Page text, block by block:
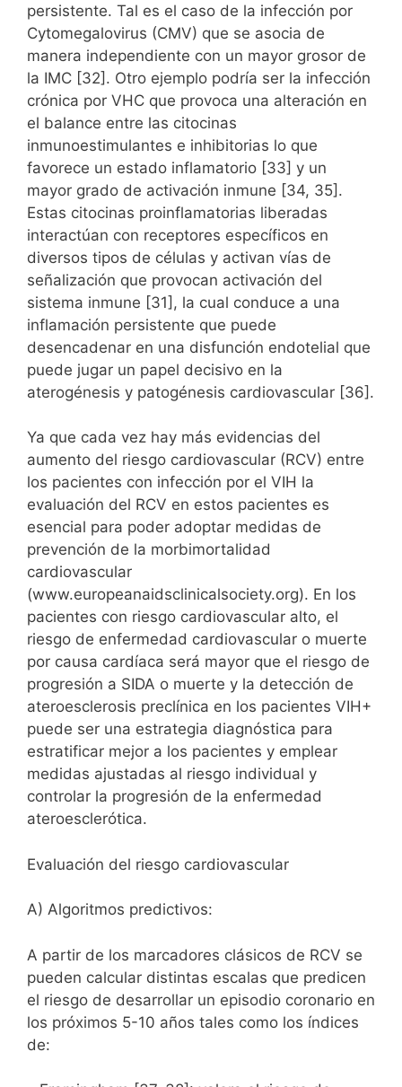
persistente. Tal es el caso de la infección por
Cytomegalovirus (CMV) que se asocia de
manera independiente con un mayor grosor de
la IMC [32]. Otro ejemplo podría ser la infección
crónica por VHC que provoca una alteración en
el balance entre las citocinas
inmunoestimulantes e inhibitorias lo que
favorece un estado inflamatorio [33] y un
mayor grado de activación inmune [34, 35].
Estas citocinas proinflamatorias liberadas
interactúan con receptores específicos en
diversos tipos de células y activan vías de
señalización que provocan activación del
sistema inmune [31], la cual conduce a una
inflamación persistente que puede
desencadenar en una disfunción endotelial que
puede jugar un papel decisivo en la
aterogénesis y patogénesis cardiovascular [36].
Ya que cada vez hay más evidencias del
aumento del riesgo cardiovascular (RCV) entre
los pacientes con infección por el VIH la
evaluación del RCV en estos pacientes es
esencial para poder adoptar medidas de
prevención de la morbimortalidad
cardiovascular
(www.europeanaidsclinicalsociety.org). En los
pacientes con riesgo cardiovascular alto, el
riesgo de enfermedad cardiovascular o muerte
por causa cardíaca será mayor que el riesgo de
progresión a SIDA o muerte y la detección de
ateroesclerosis preclínica en los pacientes VIH+
puede ser una estrategia diagnóstica para
estratificar mejor a los pacientes y emplear
medidas ajustadas al riesgo individual y
controlar la progresión de la enfermedad
ateroesclerótica.
Evaluación del riesgo cardiovascular
A) Algoritmos predictivos:
A partir de los marcadores clásicos de RCV se
pueden calcular distintas escalas que predicen
el riesgo de desarrollar un episodio coronario en
los próximos 5-10 años tales como los índices
de: